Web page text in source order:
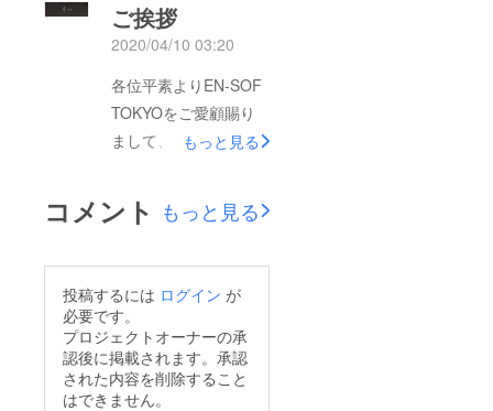
ご挨拶
2020/04/10 03:20
各位平素よりEN-SOF
TOKYOをご愛顧賜り
まして、心より感謝申
新型コロナウイルス感
染症拡大防止による、
を受け、ライフライン
である週末の音楽/文
化イベントと平日夜間
の営業が、3月末以降
もっと見る
コメント もっと見る
投稿するには ログイン が
必要です。
プロジェクトオーナーの承
認後に掲載されます。承認
された内容を削除すること
はできません。